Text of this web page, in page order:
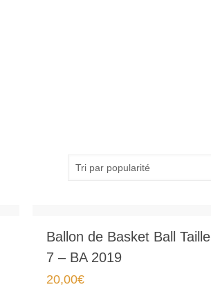
Ballon de Basket Ball Taille
7 – BA 2019
20,00€